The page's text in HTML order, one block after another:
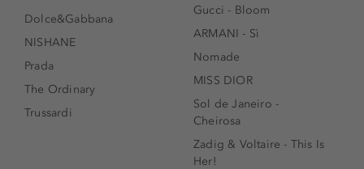
Dolce&Gabbana
NISHANE
Prada
The Ordinary
Trussardi
Gucci - Bloom
ARMANI - Sì
Nomade
MISS DIOR
Sol de Janeiro -
Cheirosa
Zadig & Voltaire - This Is
Her!